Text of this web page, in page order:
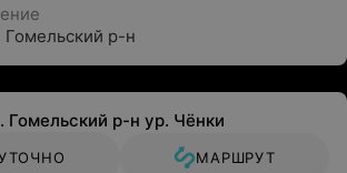
Гомельский р-н
Гомельский р-н ур. Чёнки
МАРШРУТ